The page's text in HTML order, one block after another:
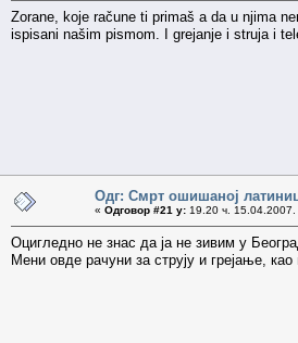
Zorane, koje račune ti primaš a da u njima
ispisani našim pismom. I grejanje i struja i
Одг: Смрт ошишаној
« Одговор #21 у: 19.20 ч. 15.04.2007.
Оцигледно не знас да ја не зивим у
Мени овде рачуни за струју и грејање,